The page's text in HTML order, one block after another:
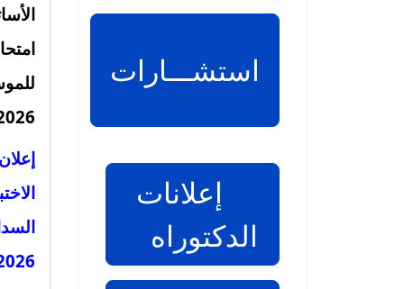
استشـــارات
إعلانات
الدكتوراه